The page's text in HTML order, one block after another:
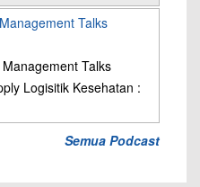
Talks
Talks
Logisitik Kesehatan :
Semua Podcast